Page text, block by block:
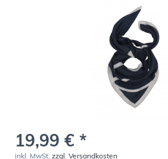
19,99 € *
inkl. MwSt. zzgl. Versandkosten